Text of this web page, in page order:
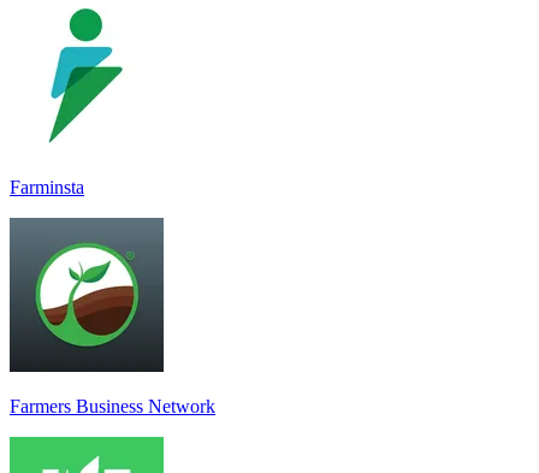
Farminsta
Farmers Business Network